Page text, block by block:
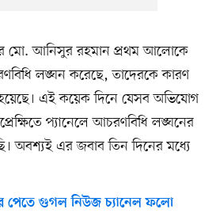
মো. আনিসুর রহমান প্রথম আলোকে
লঙ্ঘন করেছে, তাদেরকে কারণ
এই কয়েক দিনে যেসব অভিযোগ
প্যানেলে আচরণবিধি লঙ্ঘনের
অবশ্যই এর জবাব তিন দিনের মধ্যে
গুগল নিউজ চ্যানেল ফলো